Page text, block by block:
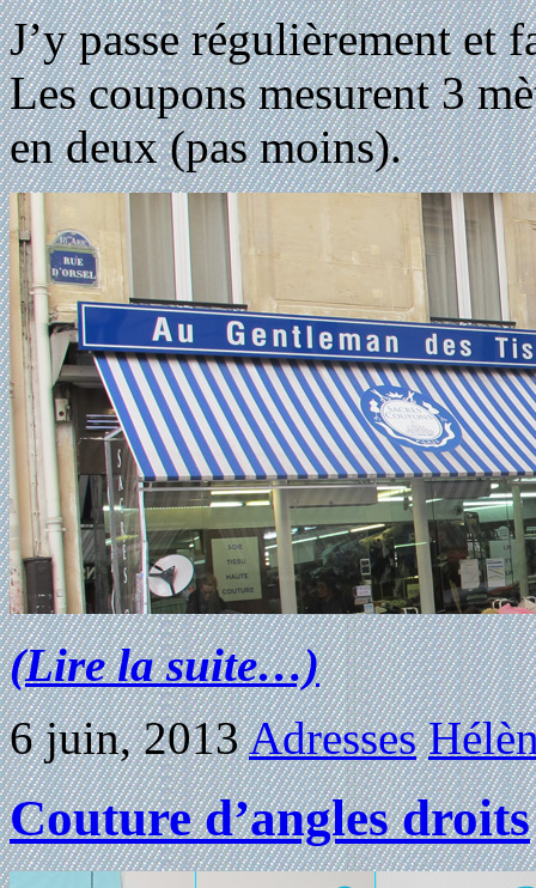
J’y passe régulièrement et
Les coupons mesurent 3
en deux (pas moins).
(Lire la suite…)
6 juin, 2013Adresses
Couture d’angles droits